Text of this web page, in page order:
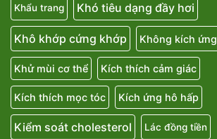
Khẩu trang Khó tiêu dạng đầy hơi
Khô khớp cứng khớp Không kích ứng
Khử mùi cơ thể Kích thích cảm giác
Kích thích mọc tóc Kích ứng hô hấp
Kiểm soát cholesterol Lác đồng tiền